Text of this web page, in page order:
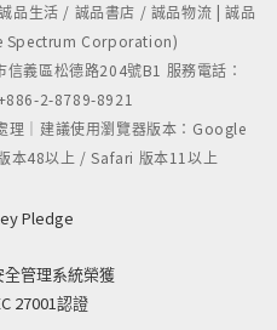
生活 / 誠品書店 / 誠品物流 | 誠品
Spectrum Corporation)
義區松德路204號B1 服務電話：
2-8789-8921
理｜建議使用瀏覽器版本：Google
本48以上 / Safari 版本11以上
Pledge
全管理系統榮獲
27001認證